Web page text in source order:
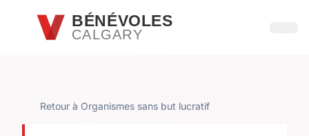
Passer au contenu principal
BÉNÉVOLES
CALGARY
Retour à Organismes sans but lucratif